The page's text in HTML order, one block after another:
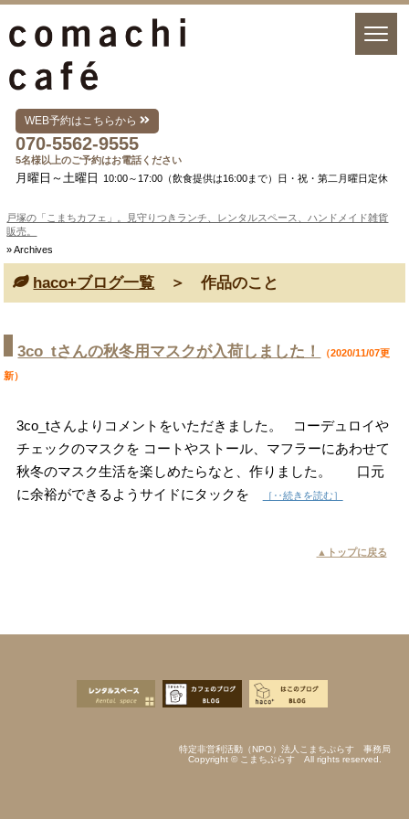
WEB予約はこちらから
070-5562-9555
5名様以上のご予約はお電話ください
月曜日～土曜日 10:00～17:00（飲食提供は16:00まで）日・祝・第二月曜日定休
戸塚の「こまちカフェ」。見守りつきランチ、レンタルスペース、ハンドメイド雑貨
販売。
» Archives
haco+ブログ一覧 ＞ 作品のこと
3co_tさんの秋冬用マスクが入荷しました！ （2020/11/07更
新）
3co_tさんよりコメントをいただきました。 コーデュロイや
チェックのマスクを コートやストール、マフラーにあわせて
秋冬のマスク生活を楽しめたらなと、作りました。 口元
に余裕ができるようサイドにタックを
［‥続きを読む］
▲トップに戻る
特定非営利活動（NPO）法人こまちぷらす 事務局
Copyright © こまちぷらす All rights reserved.